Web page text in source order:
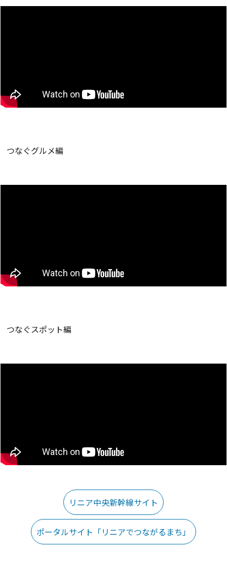
つなぐグルメ編
つなぐスポット編
リニア中央新幹線サイト
ポータルサイト「リニアでつながるまち」